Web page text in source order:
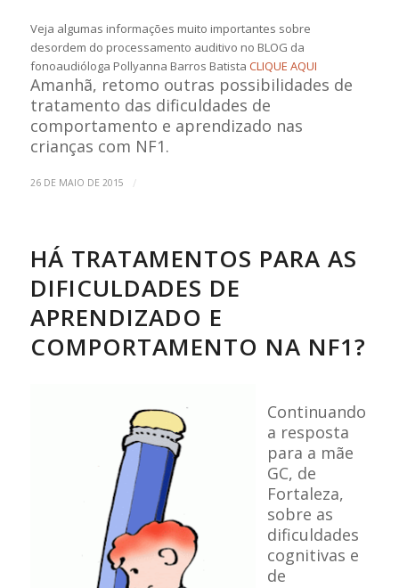
Veja algumas informações muito importantes sobre
desordem do processamento auditivo no BLOG da
fonoaudióloga Pollyanna Barros Batista CLIQUE AQUI
Amanhã, retomo outras possibilidades de
tratamento das dificuldades de
comportamento e aprendizado nas
crianças com NF1.
26 DE MAIO DE 2015 /
HÁ TRATAMENTOS PARA AS
DIFICULDADES DE
APRENDIZADO E
COMPORTAMENTO NA NF1?
Continuando
a resposta
para a mãe
GC, de
Fortaleza,
sobre as
dificuldades
cognitivas e
de